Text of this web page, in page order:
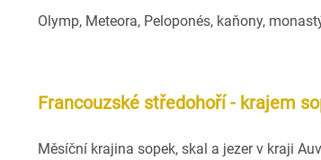
Olymp, Meteora, Peloponés, kaňony,
Francouzské středohoří - krajem
Měsíční krajina sopek, skal a jezer v kraji